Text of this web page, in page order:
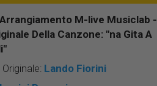
Arrangiamento M-live Musiclab -
Della Canzone: "na Gita A
Lando Fiorini